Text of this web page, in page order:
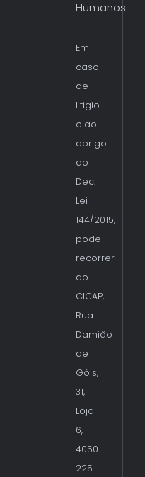
Humanos.
Em
caso
de
litigio
e ao
abrigo
do
Dec.
Lei
144/2015,
pode
recorrer
ao
CICAP,
Rua
Damião
de
Góis,
31,
Loja
6,
4050-
225